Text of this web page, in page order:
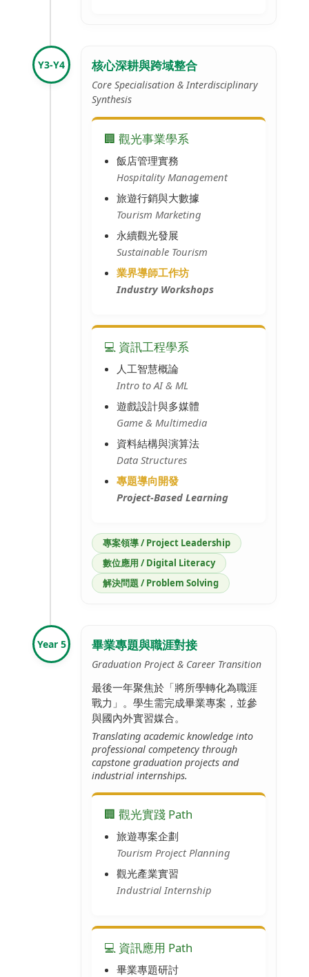
Y3-Y4 核心深耕與跨域整合
Core Specialisation & Interdisciplinary
Synthesis
🏢 觀光事業學系
飯店管理實務
Hospitality Management
旅遊行銷與大數據
Tourism Marketing
永續觀光發展
Sustainable Tourism
業界導師工作坊
Industry Workshops
💻 資訊工程學系
人工智慧概論
Intro to AI & ML
遊戲設計與多媒體
Game & Multimedia
資料結構與演算法
Data Structures
專題導向開發
Project-Based Learning
專案領導 / Project Leadership
數位應用 / Digital Literacy
解決問題 / Problem Solving
Year 5 畢業專題與職涯對接
Graduation Project & Career Transition
最後一年聚焦於「將所學轉化為職涯
戰力」。學生需完成畢業專案，並參
與國內外實習媒合。
Translating academic knowledge into
professional competency through
capstone graduation projects and
industrial internships.
🏢 觀光實踐 Path
旅遊專案企劃
Tourism Project Planning
觀光產業實習
Industrial Internship
💻 資訊應用 Path
畢業專題研討